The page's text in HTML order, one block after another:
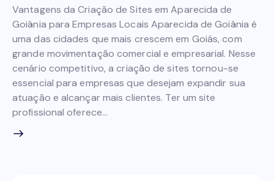
Vantagens da Criação de Sites em Aparecida de
Goiânia para Empresas Locais Aparecida de Goiânia é
uma das cidades que mais crescem em Goiás, com
grande movimentação comercial e empresarial. Nesse
cenário competitivo, a criação de sites tornou-se
essencial para empresas que desejam expandir sua
atuação e alcançar mais clientes. Ter um site
profissional oferece…